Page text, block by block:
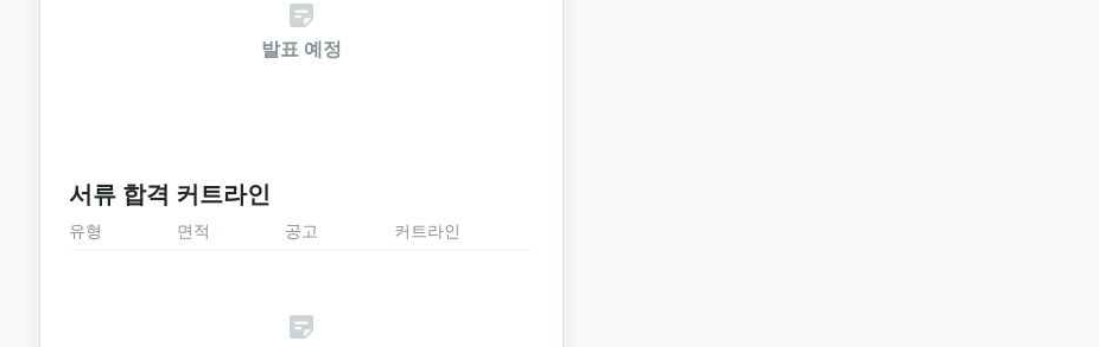
발표 예정
서류 합격 커트라인
유형 면적 공고 커트라인